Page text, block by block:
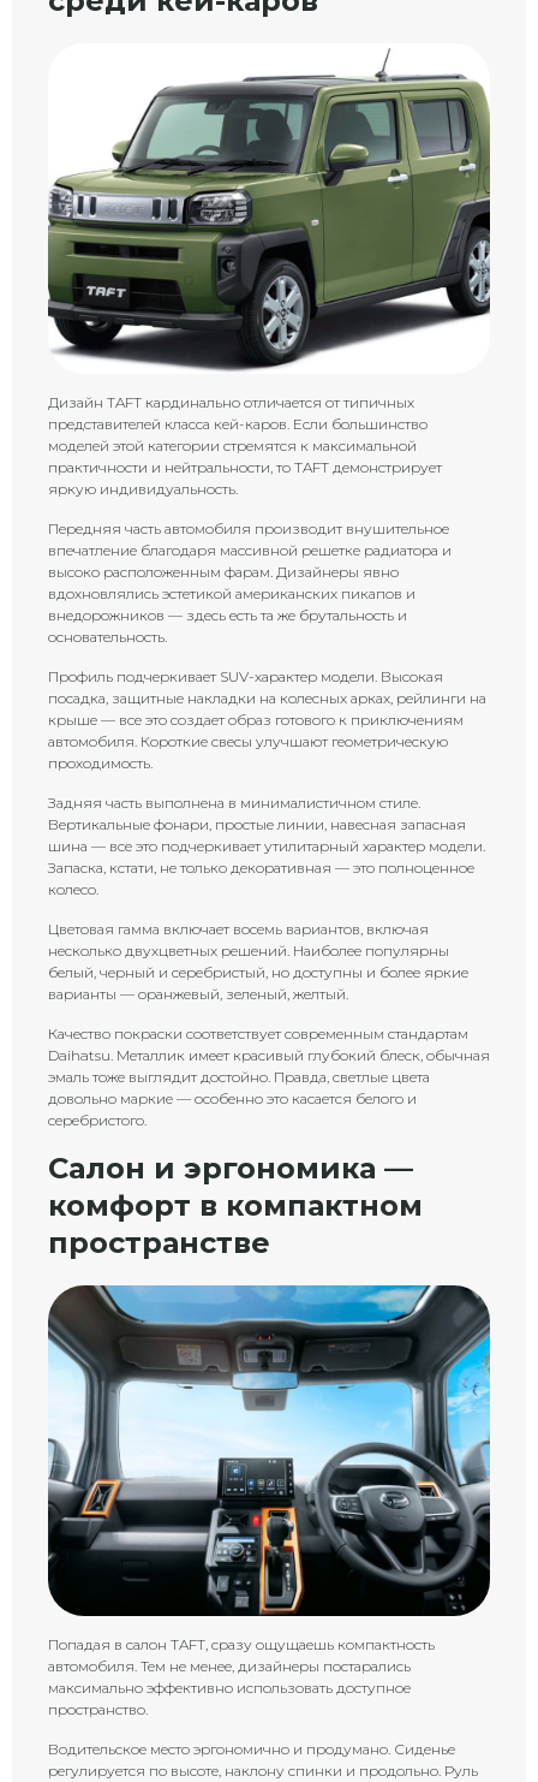
Дизайн TAFT кардинально отличается от типичных
представителей класса кей-каров. Если большинство
моделей этой категории стремятся к максимальной
практичности и нейтральности, то TAFT демонстрирует
яркую индивидуальность.
Передняя часть автомобиля производит внушительное
впечатление благодаря массивной решетке радиатора и
высоко расположенным фарам. Дизайнеры явно
вдохновлялись эстетикой американских пикапов и
внедорожников — здесь есть та же брутальность и
основательность.
Профиль подчеркивает SUV-характер модели. Высокая
посадка, защитные накладки на колесных арках, рейлинги на
крыше — все это создает образ готового к приключениям
автомобиля. Короткие свесы улучшают геометрическую
проходимость.
Задняя часть выполнена в минималистичном стиле.
Вертикальные фонари, простые линии, навесная запасная
шина — все это подчеркивает утилитарный характер модели.
Запаска, кстати, не только декоративная — это полноценное
колесо.
Цветовая гамма включает восемь вариантов, включая
несколько двухцветных решений. Наиболее популярны
белый, черный и серебристый, но доступны и более яркие
варианты — оранжевый, зеленый, желтый.
Качество покраски соответствует современным стандартам
Daihatsu. Металлик имеет красивый глубокий блеск, обычная
эмаль тоже выглядит достойно. Правда, светлые цвета
довольно маркие — особенно это касается белого и
серебристого.
Салон и эргономика —
комфорт в компактном
пространстве
Попадая в салон TAFT, сразу ощущаешь компактность
автомобиля. Тем не менее, дизайнеры постарались
максимально эффективно использовать доступное
пространство.
Водительское место эргономично и продумано. Сиденье
регулируется по высоте, наклону спинки и продольно. Руль